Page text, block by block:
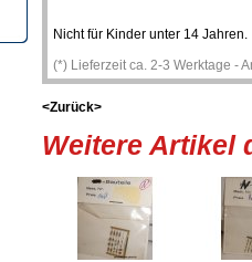
Nicht für Kinder unter 14 Jahren.
(*) Lieferzeit ca. 2-3 Werktage -
<Zurück>
Weitere Artikel